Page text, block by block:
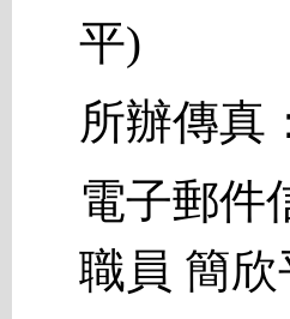
平)
所辦傳真
電子郵件
職員 簡欣